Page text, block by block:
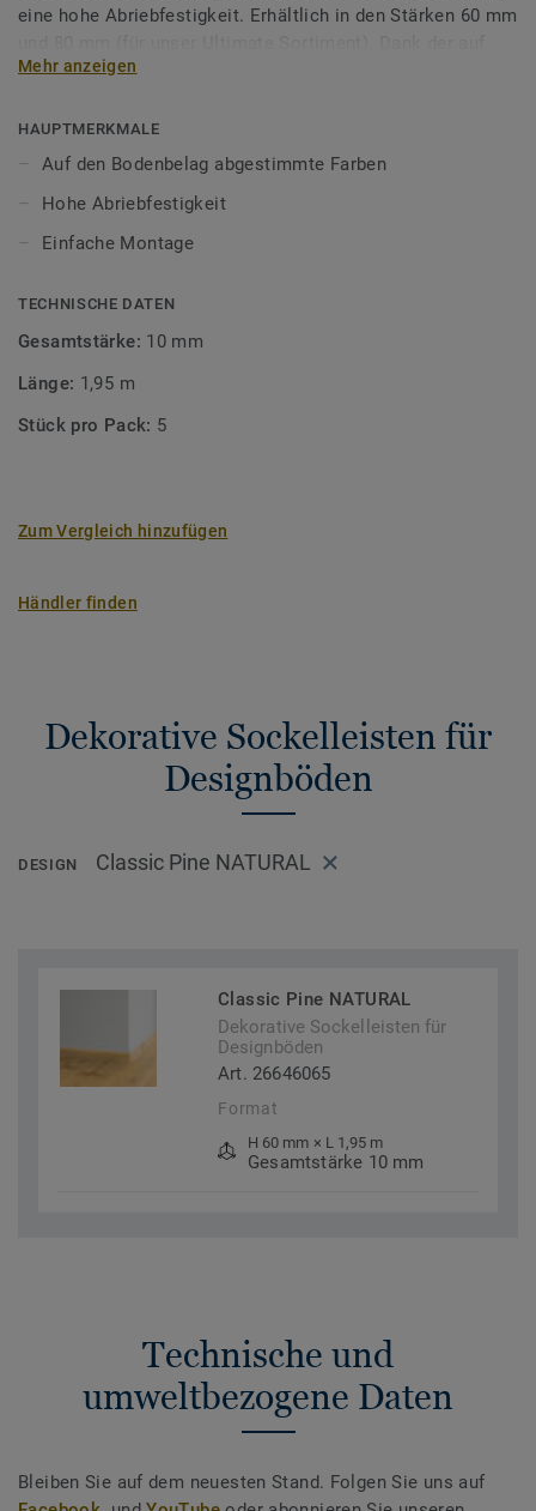
eine hohe Abriebfestigkeit. Erhältlich in den Stärken 60 mm
unsere Designböden abgestimmten Farben sorgen Sie für
Mehr anzeigen
HAUPTMERKMALE
Auf den Bodenbelag abgestimmte Farben
Hohe Abriebfestigkeit
Einfache Montage
TECHNISCHE DATEN
Gesamtstärke: 10 mm
Länge: 1,95 m
Stück pro Pack: 5
Zum Vergleich hinzufügen
Händler finden
Dekorative Sockelleisten für
Designböden
DESIGN Classic Pine NATURAL
Classic Pine NATURAL
Dekorative Sockelleisten für
Designböden
Art. 26646065
Format
H 60 mm × L 1,95 m
Gesamtstärke 10 mm
Technische und
umweltbezogene Daten
Bleiben Sie auf dem neuesten Stand. Folgen Sie uns auf